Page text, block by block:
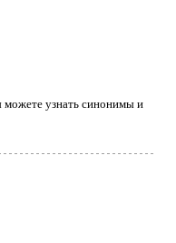
узнать синонимы и